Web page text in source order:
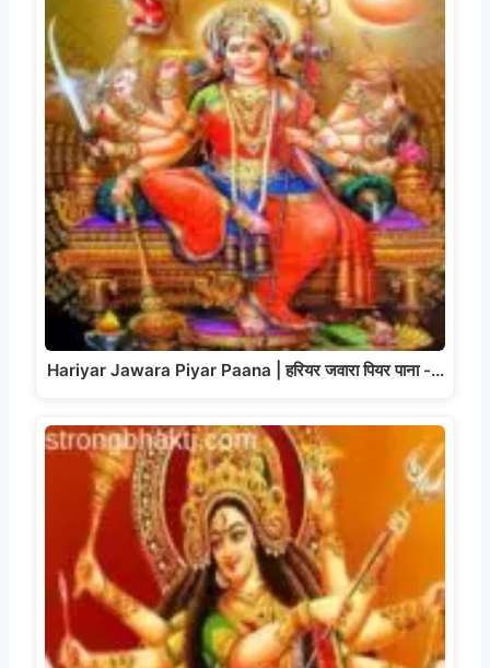
Hariyar Jawara Piyar Paana | हरियर जवारा पियर पाना -…